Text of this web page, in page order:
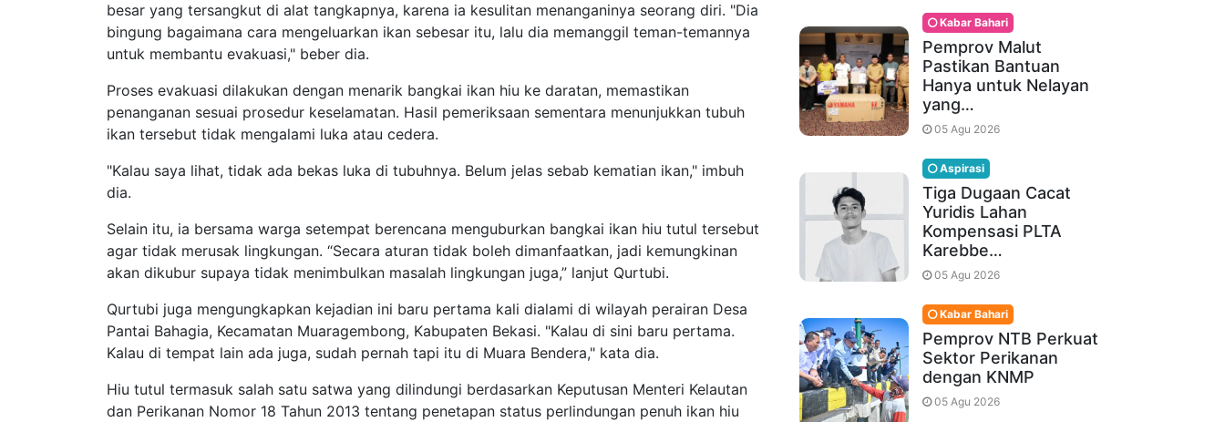
besar yang tersangkut di alat tangkapnya, karena ia kesulitan menanganinya seorang diri. "Dia
bingung bagaimana cara mengeluarkan ikan sebesar itu, lalu dia memanggil teman-temannya
untuk membantu evakuasi," beber dia.
Proses evakuasi dilakukan dengan menarik bangkai ikan hiu ke daratan, memastikan
penanganan sesuai prosedur keselamatan. Hasil pemeriksaan sementara menunjukkan tubuh
ikan tersebut tidak mengalami luka atau cedera.
"Kalau saya lihat, tidak ada bekas luka di tubuhnya. Belum jelas sebab kematian ikan," imbuh
dia.
Selain itu, ia bersama warga setempat berencana menguburkan bangkai ikan hiu tutul tersebut
agar tidak merusak lingkungan. “Secara aturan tidak boleh dimanfaatkan, jadi kemungkinan
akan dikubur supaya tidak menimbulkan masalah lingkungan juga,” lanjut Qurtubi.
Qurtubi juga mengungkapkan kejadian ini baru pertama kali dialami di wilayah perairan Desa
Pantai Bahagia, Kecamatan Muaragembong, Kabupaten Bekasi. "Kalau di sini baru pertama.
Kalau di tempat lain ada juga, sudah pernah tapi itu di Muara Bendera," kata dia.
Hiu tutul termasuk salah satu satwa yang dilindungi berdasarkan Keputusan Menteri Kelautan
dan Perikanan Nomor 18 Tahun 2013 tentang penetapan status perlindungan penuh ikan hiu
Kabar Bahari
Pemprov Malut
Pastikan Bantuan
Hanya untuk Nelayan
yang…
05 Agu 2026
Aspirasi
Tiga Dugaan Cacat
Yuridis Lahan
Kompensasi PLTA
Karebbe…
05 Agu 2026
Kabar Bahari
Pemprov NTB Perkuat
Sektor Perikanan
dengan KNMP
05 Agu 2026